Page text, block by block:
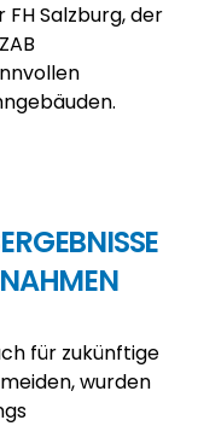
Salzburg, der
für zukünftige
wurden